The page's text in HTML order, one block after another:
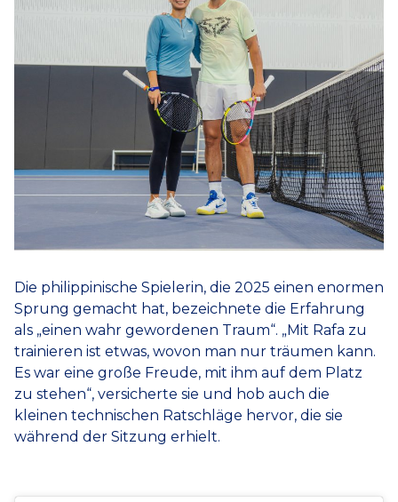
Die philippinische Spielerin, die 2025 einen enormen
Sprung gemacht hat, bezeichnete die Erfahrung
als „einen wahr gewordenen Traum“. „Mit Rafa zu
trainieren ist etwas, wovon man nur träumen kann.
Es war eine große Freude, mit ihm auf dem Platz
zu stehen“, versicherte sie und hob auch die
kleinen technischen Ratschläge hervor, die sie
während der Sitzung erhielt.